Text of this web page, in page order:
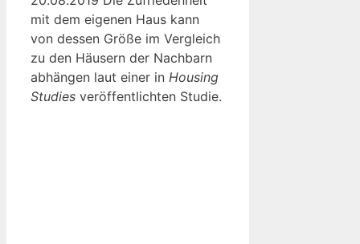
mit dem eigenen Haus kann
von dessen Größe im Vergleich
zu den Häusern der Nachbarn
abhängen laut einer in Housing
Studies veröffentlichten Studie.